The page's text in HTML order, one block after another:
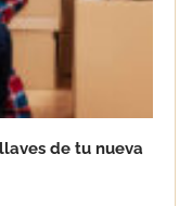
de tu nueva